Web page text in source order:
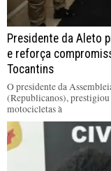
Presidente da Aleto
e reforça
Tocantins
O presidente da
(Republicanos),
motocicletas à